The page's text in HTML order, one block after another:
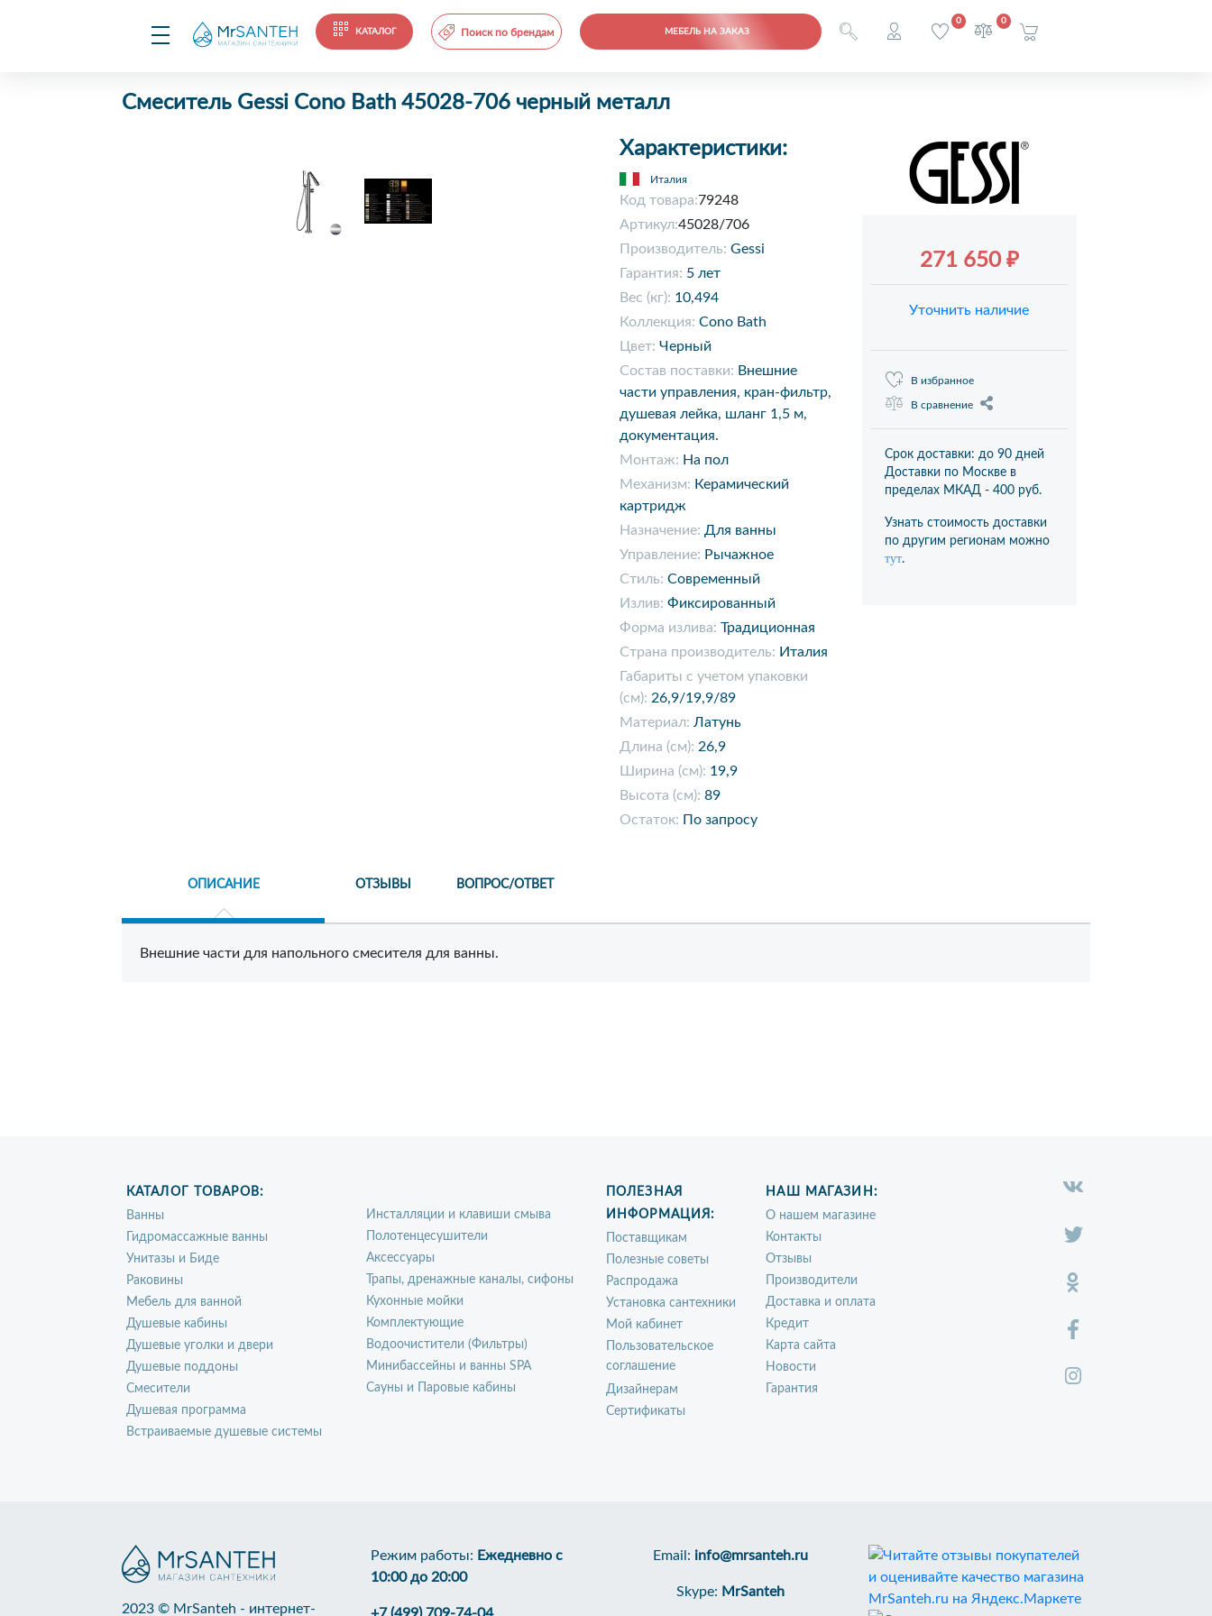
КАТАЛОГ Поиск по брендам МЕБЕЛЬ НА ЗАКАЗ
0 0
Смеситель Gessi Cono Bath 45028-706 черный металл
Характеристики:
Италия
Код товара:79248
Артикул:45028/706
Производитель: Gessi
Гарантия: 5 лет
Вес (кг): 10,494
Коллекция: Cono Bath
Цвет: Черный
Состав поставки: Внешние
части управления, кран-фильтр,
душевая лейка, шланг 1,5 м,
документация.
Монтаж: На пол
Механизм: Керамический
картридж
Назначение: Для ванны
Управление: Рычажное
Стиль: Современный
Излив: Фиксированный
Форма излива: Традиционная
Страна производитель: Италия
Габариты с учетом упаковки
(см): 26,9/19,9/89
Материал: Латунь
Длина (см): 26,9
Ширина (см): 19,9
Высота (см): 89
Остаток: По запросу
271 650 ₽
Уточнить наличие
В избранное
В сравнение
Срок доставки: до 90 дней
Доставки по Москве в
пределах МКАД - 400 руб.
Узнать стоимость доставки
по другим регионам можно
тут.
ОПИСАНИЕ ОТЗЫВЫ ВОПРОС/ОТВЕТ
Внешние части для напольного смесителя для ванны.
КАТАЛОГ ТОВАРОВ:
Ванны
Гидромассажные ванны
Унитазы и Биде
Раковины
Мебель для ванной
Душевые кабины
Душевые уголки и двери
Душевые поддоны
Смесители
Душевая программа
Встраиваемые душевые системы
Инсталляции и клавиши смыва
Полотенцесушители
Аксессуары
Трапы, дренажные каналы, сифоны
Кухонные мойки
Комплектующие
Водоочистители (Фильтры)
Минибассейны и ванны SPA
Сауны и Паровые кабины
ПОЛЕЗНАЯ
ИНФОРМАЦИЯ:
Поставщикам
Полезные советы
Распродажа
Установка сантехники
Мой кабинет
Пользовательское
соглашение
Дизайнерам
Сертификаты
НАШ МАГАЗИН:
О нашем магазине
Контакты
Отзывы
Производители
Доставка и оплата
Кредит
Карта сайта
Новости
Гарантия
2023 © MrSanteh - интернет-
Режим работы: Ежедневно с
10:00 до 20:00
Email: info@mrsanteh.ru
Skype: MrSanteh